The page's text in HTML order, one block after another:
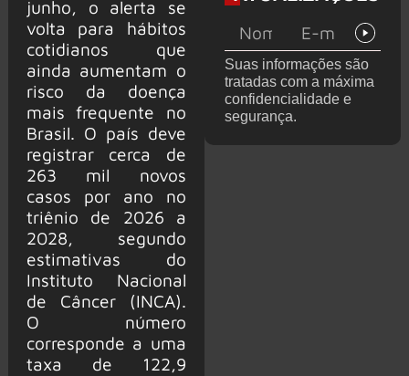
junho, o alerta se
volta para hábitos
cotidianos que
ainda aumentam o
risco da doença
mais frequente no
Brasil. O país deve
registrar cerca de
263 mil novos
casos por ano no
triênio de 2026 a
2028, segundo
estimativas do
Instituto Nacional
de Câncer (INCA).
O número
corresponde a uma
taxa de 122,9
de de
deixar os
palcos
Suas informações são
tratadas com a máxima
confidencialidade e
segurança.